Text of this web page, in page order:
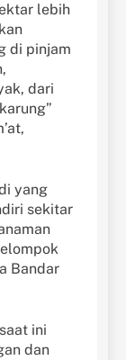
lebih
di pinjam
dari
yang
sekitar
Bandar
ini
dan